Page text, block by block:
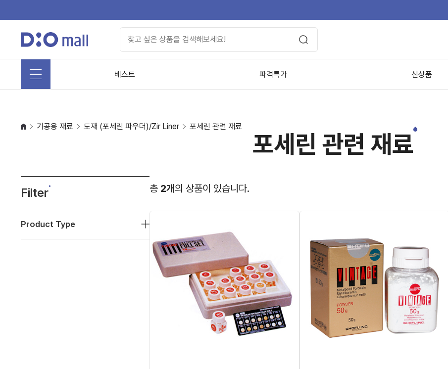
베스트 파격특가 신상품
기공용 재료 도재 (포세린 파우더)/Zir Liner 포세린 관련 재료
포세린 관련 재료
Filter
Product Type
총 2개의 상품이 있습니다.